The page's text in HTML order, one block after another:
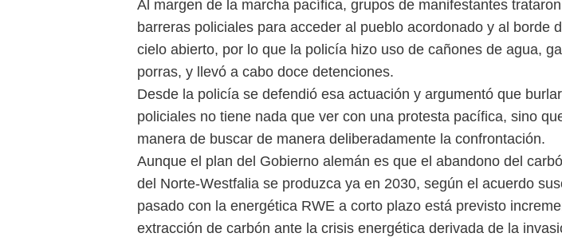
Al margen de la marcha pacífica, grupos de manifestantes
barreras policiales para acceder al pueblo acordonado y al borde
cielo abierto, por lo que la policía hizo uso de cañones de agua,
porras, y llevó a cabo doce detenciones.
Desde la policía se defendió esa actuación y argumentó que
policiales no tiene nada que ver con una protesta pacífica, sino
manera de buscar de manera deliberadamente la confrontación.
Aunque el plan del Gobierno alemán es que el abandono del
del Norte-Westfalia se produzca ya en 2030, según el acuerdo
pasado con la energética RWE a corto plazo está previsto
extracción de carbón ante la crisis energética derivada de la